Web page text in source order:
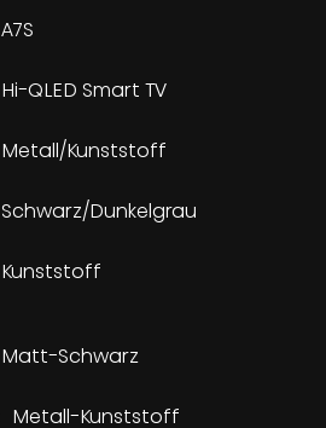
A7S
Hi-QLED Smart TV
Metall/Kunststoff
Schwarz/Dunkelgrau
Kunststoff
Matt-Schwarz
Metall-Kunststoff